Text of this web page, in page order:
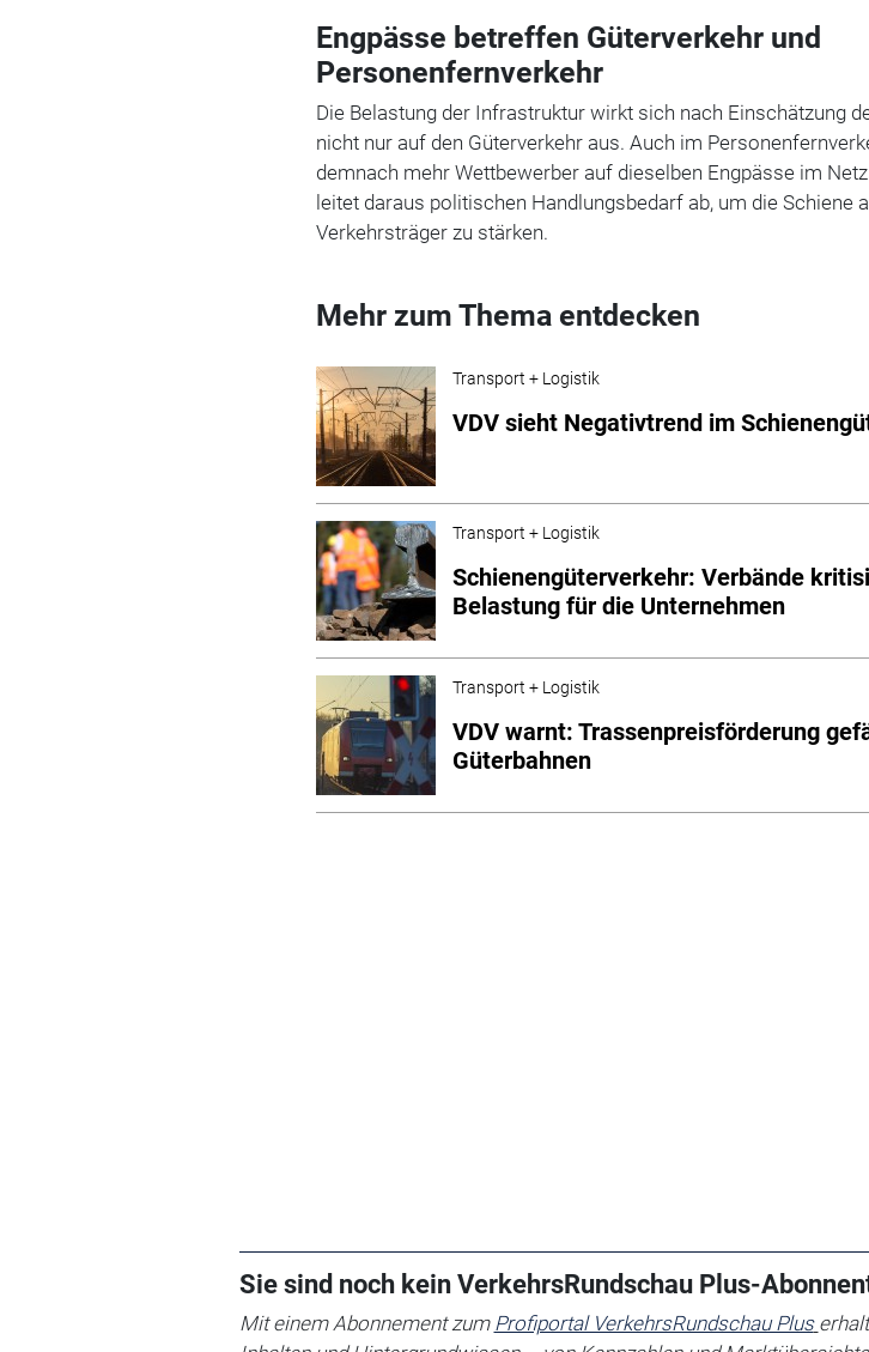
Engpässe betreffen Güterverkehr und
Personenfernverkehr
Die Belastung der Infrastruktur wirkt sich nach Einschätzung
nicht nur auf den Güterverkehr aus. Auch im
demnach mehr Wettbewerber auf dieselben Engpässe im
leitet daraus politischen Handlungsbedarf ab, um die Schiene
Verkehrsträger zu stärken.
Mehr zum Thema entdecken
Transport + Logistik
VDV sieht Negativtrend im
Transport + Logistik
Schienengüterverkehr: Verbände
Belastung für die Unternehmen
Transport + Logistik
VDV warnt: Trassenpreisförderung
Güterbahnen
Sie sind noch kein VerkehrsRundschau Plus-
Mit einem Abonnement zum Profiportal VerkehrsRundschau Plus